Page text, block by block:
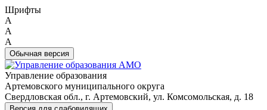
Шрифты
A
A
A
Обычная версия
Управление образования
Артемовского муниципального округа
Свердловская обл., г. Артемовский, ул. Комсомольская, д. 18